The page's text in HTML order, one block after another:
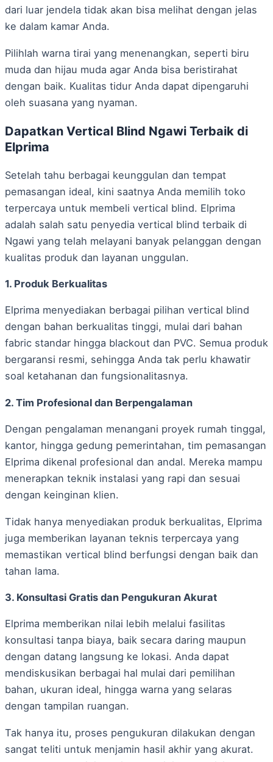
dari luar jendela tidak akan bisa melihat dengan jelas
ke dalam kamar Anda.
Pilihlah warna tirai yang menenangkan, seperti biru
muda dan hijau muda agar Anda bisa beristirahat
dengan baik. Kualitas tidur Anda dapat dipengaruhi
oleh suasana yang nyaman.
Dapatkan Vertical Blind Ngawi Terbaik di
Elprima
Setelah tahu berbagai keunggulan dan tempat
pemasangan ideal, kini saatnya Anda memilih toko
terpercaya untuk membeli vertical blind. Elprima
adalah salah satu penyedia vertical blind terbaik di
Ngawi yang telah melayani banyak pelanggan dengan
kualitas produk dan layanan unggulan.
1. Produk Berkualitas
Elprima menyediakan berbagai pilihan vertical blind
dengan bahan berkualitas tinggi, mulai dari bahan
fabric standar hingga blackout dan PVC. Semua produk
bergaransi resmi, sehingga Anda tak perlu khawatir
soal ketahanan dan fungsionalitasnya.
2. Tim Profesional dan Berpengalaman
Dengan pengalaman menangani proyek rumah tinggal,
kantor, hingga gedung pemerintahan, tim pemasangan
Elprima dikenal profesional dan andal. Mereka mampu
menerapkan teknik instalasi yang rapi dan sesuai
dengan keinginan klien.
Tidak hanya menyediakan produk berkualitas, Elprima
juga memberikan layanan teknis terpercaya yang
memastikan vertical blind berfungsi dengan baik dan
tahan lama.
3. Konsultasi Gratis dan Pengukuran Akurat
Elprima memberikan nilai lebih melalui fasilitas
konsultasi tanpa biaya, baik secara daring maupun
dengan datang langsung ke lokasi. Anda dapat
mendiskusikan berbagai hal mulai dari pemilihan
bahan, ukuran ideal, hingga warna yang selaras
dengan tampilan ruangan.
Tak hanya itu, proses pengukuran dilakukan dengan
sangat teliti untuk menjamin hasil akhir yang akurat.